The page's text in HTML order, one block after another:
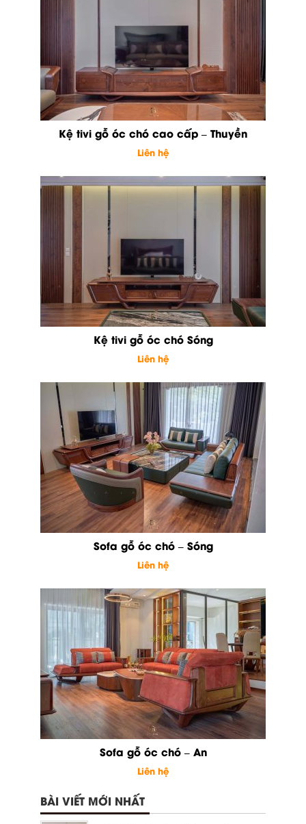
Kệ tivi gỗ óc chó cao cấp – Thuyền
Liên hệ
Kệ tivi gỗ óc chó Sóng
Liên hệ
Sofa gỗ óc chó – Sóng
Liên hệ
Sofa gỗ óc chó – An
Liên hệ
BÀI VIẾT MỚI NHẤT